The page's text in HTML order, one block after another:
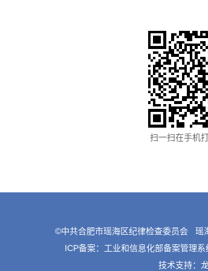
扫一扫在手机
©中共合肥市瑶海区纪律检查委员会 瑶
ICP备案： 工业和信息化部备案管理
技术支持：